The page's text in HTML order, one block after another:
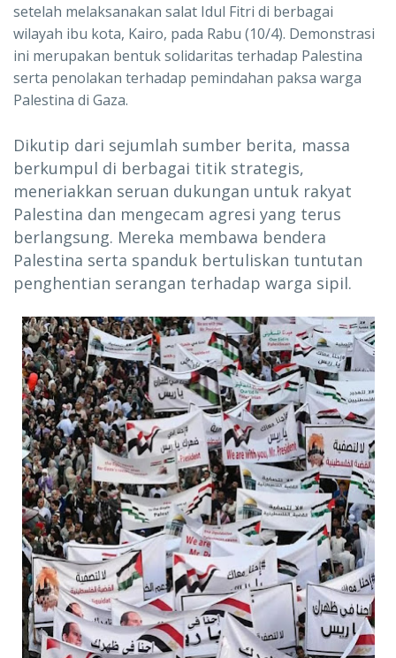
setelah melaksanakan salat Idul Fitri di berbagai
wilayah ibu kota, Kairo, pada Rabu (10/4). Demonstrasi
ini merupakan bentuk solidaritas terhadap Palestina
serta penolakan terhadap pemindahan paksa warga
Palestina di Gaza.
Dikutip dari sejumlah sumber berita, massa
berkumpul di berbagai titik strategis,
meneriakkan seruan dukungan untuk rakyat
Palestina dan mengecam agresi yang terus
berlangsung. Mereka membawa bendera
Palestina serta spanduk bertuliskan tuntutan
penghentian serangan terhadap warga sipil.